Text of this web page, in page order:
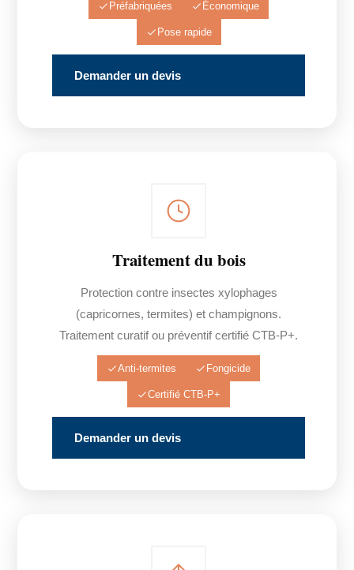
Préfabriquées Économique
Pose rapide
Demander un devis
Traitement du bois
Protection contre insectes xylophages
(capricornes, termites) et champignons.
Traitement curatif ou préventif certifié CTB-P+.
Anti-termites Fongicide
Certifié CTB-P+
Demander un devis